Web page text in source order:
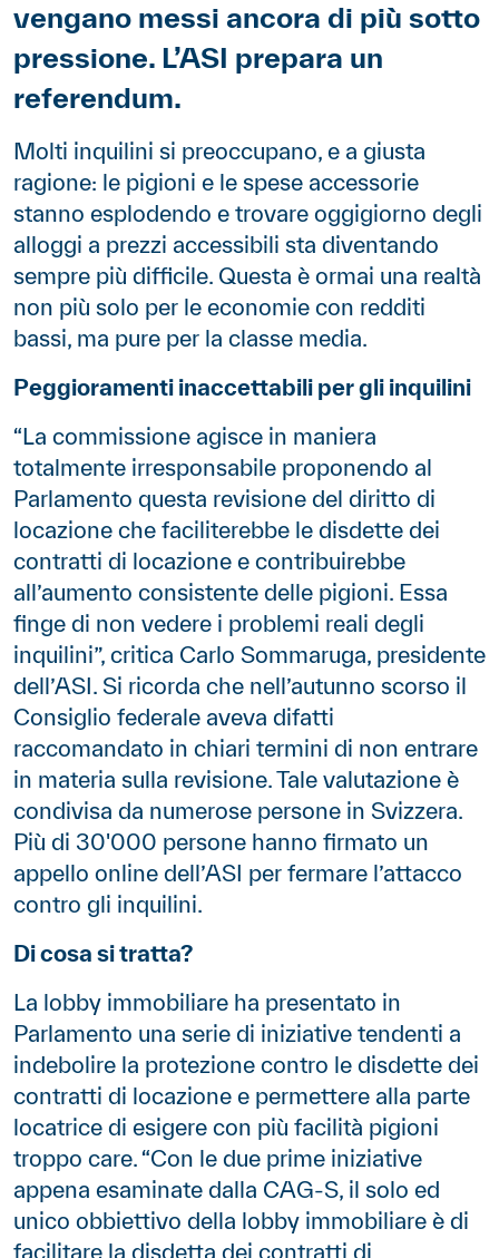
vengano messi ancora di più sotto
pressione. L’ASI prepara un
referendum.
Paragraphes
Contenu
Molti inquilini si preoccupano, e a giusta
ragione: le pigioni e le spese accessorie
stanno esplodendo e trovare oggigiorno degli
alloggi a prezzi accessibili sta diventando
sempre più difficile. Questa è ormai una realtà
non più solo per le economie con redditi
bassi, ma pure per la classe media.
Peggioramenti inaccettabili per gli inquilini
“La commissione agisce in maniera
totalmente irresponsabile proponendo al
Parlamento questa revisione del diritto di
locazione che faciliterebbe le disdette dei
contratti di locazione e contribuirebbe
all’aumento consistente delle pigioni. Essa
finge di non vedere i problemi reali degli
inquilini”, critica Carlo Sommaruga, presidente
dell’ASI. Si ricorda che nell’autunno scorso il
Consiglio federale aveva difatti
raccomandato in chiari termini di non entrare
in materia sulla revisione. Tale valutazione è
condivisa da numerose persone in Svizzera.
Più di 30'000 persone hanno firmato un
appello online dell’ASI per fermare l’attacco
contro gli inquilini.
Di cosa si tratta?
La lobby immobiliare ha presentato in
Parlamento una serie di iniziative tendenti a
indebolire la protezione contro le disdette dei
contratti di locazione e permettere alla parte
locatrice di esigere con più facilità pigioni
troppo care. “Con le due prime iniziative
appena esaminate dalla CAG-S, il solo ed
unico obbiettivo della lobby immobiliare è di
facilitare la disdetta dei contratti di